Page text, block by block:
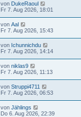
von DukeRaoul
Fr 7. Aug 2026, 18:01
von Aal
Fr 7. Aug 2026, 15:43
von Ichunnichdu
Fr 7. Aug 2026, 14:14
von niklas9
Fr 7. Aug 2026, 11:13
von Struppi4711
Fr 7. Aug 2026, 06:53
von Jählings
Do 6. Aug 2026, 22:39